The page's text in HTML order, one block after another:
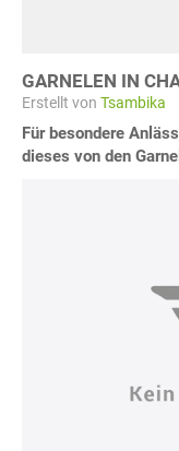
GARNELEN IN
Erstellt von Tsambika
Für besondere
dieses von den